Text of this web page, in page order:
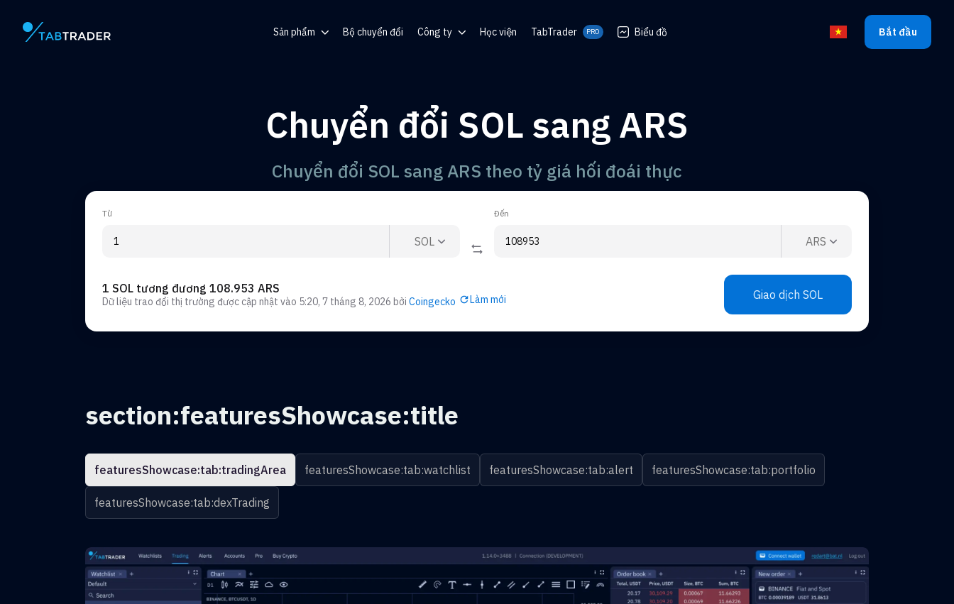
Trang chính Sản phẩm
Trình tạo QR
Bộ chuyển đổi Công ty Học viện TabTrader PRO Biểu đồ Chọn ngôn ngữ
Bắt đầu
Chuyển đổi SOL sang ARS
Chuyển đổi SOL sang ARS theo tỷ giá hối đoái thực
Từ
SOL
Đến
ARS
1 SOL tương đương 108.953 ARS
Dữ liệu trao đổi thị trường được cập nhật vào 5:20, 7 tháng 8, 2026 bởi Coingecko Làm mới Giao dịch SOL
section:featuresShowcase:title
featuresShowcase:tab:tradingArea featuresShowcase:tab:watchlist featuresShowcase:tab:alert featuresShowcase:tab:portfolio
featuresShowcase:tab:dexTrading